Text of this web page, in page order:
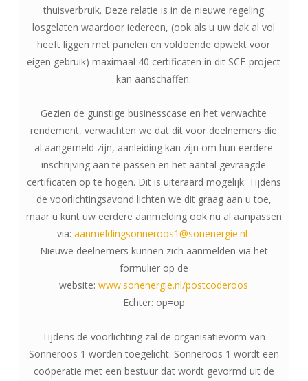
thuisverbruik. Deze relatie is in de nieuwe regeling
losgelaten waardoor iedereen, (ook als u uw dak al vol
heeft liggen met panelen en voldoende opwekt voor
eigen gebruik) maximaal 40 certificaten in dit SCE-project
kan aanschaffen.
Gezien de gunstige businesscase en het verwachte
rendement, verwachten we dat dit voor deelnemers die
al aangemeld zijn, aanleiding kan zijn om hun eerdere
inschrijving aan te passen en het aantal gevraagde
certificaten op te hogen. Dit is uiteraard mogelijk. Tijdens
de voorlichtingsavond lichten we dit graag aan u toe,
maar u kunt uw eerdere aanmelding ook nu al aanpassen
via:aanmeldingsonneroos1@sonenergie.nl
Nieuwe deelnemers kunnen zich aanmelden via het
formulier op de
website:www.sonenergie.nl/postcoderoos
Echter: op=op
Tijdens de voorlichting zal de organisatievorm van
Sonneroos 1 worden toegelicht. Sonneroos 1 wordt een
coöperatie met een bestuur dat wordt gevormd uit de